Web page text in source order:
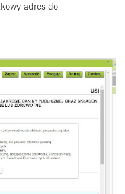
adres do